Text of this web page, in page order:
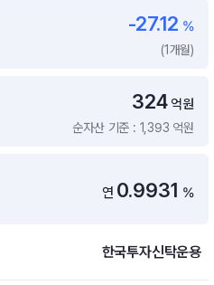
-27.12 %
(1개월)
324 억원
순자산 기준 : 1,393 억원
연 0.9931 %
한국투자신탁운용
ETF 랭킹 · ETF 찾기 · 종목찾기
펀드 상품 검색 · 상품 비교
ETF 처음투자 · 뉴스